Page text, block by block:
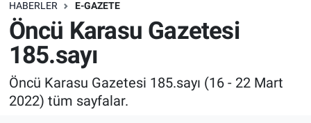
HABERLER E-GAZETE
Öncü Karasu Gazetesi
185.sayı
Öncü Karasu Gazetesi 185.sayı (16 - 22 Mart
2022) tüm sayfalar.